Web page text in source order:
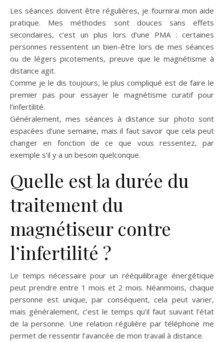
Les séances doivent être régulières, je fournirai mon aide
pratique. Mes méthodes sont douces sans effets
secondaires, c’est un plus lors d’une PMA : certaines
personnes ressentent un bien-être lors de mes séances
ou de légers picotements, preuve que le magnétisme à
distance agit.
Comme je le dis toujours, le plus compliqué est de faire le
premier pas pour essayer le magnétisme curatif pour
l’infertilité.
Généralement, mes séances à distance sur photo sont
espacées d’une semaine, mais il faut savoir que cela peut
changer en fonction de ce que vous ressentez, par
exemple s’il y a un besoin quelconque.
Quelle est la durée du
traitement du
magnétiseur contre
l’infertilité ?
Le temps nécessaire pour un rééquilibrage énergétique
peut prendre entre 1 mois et 2 mois. Néanmoins, chaque
personne est unique, par conséquent, cela peut varier,
mais généralement, c’est le temps qu’il faut suivant l’état
de la personne. Une relation régulière par téléphone me
permet de ressentir l’avancée de mon travail à distance.